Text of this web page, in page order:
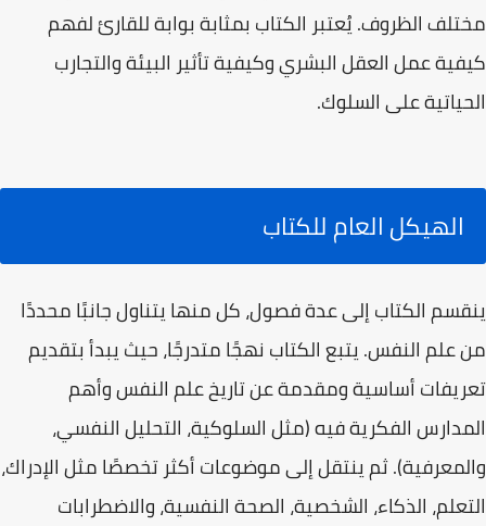
مختلف الظروف. يُعتبر الكتاب بمثابة بوابة للقارئ لفهم
كيفية عمل العقل البشري وكيفية تأثير البيئة والتجارب
الحياتية على السلوك.
الهيكل العام للكتاب
ينقسم الكتاب إلى عدة فصول، كل منها يتناول جانبًا محددًا
من علم النفس. يتبع الكتاب نهجًا متدرجًا، حيث يبدأ بتقديم
تعريفات أساسية ومقدمة عن تاريخ علم النفس وأهم
المدارس الفكرية فيه (مثل السلوكية، التحليل النفسي،
والمعرفية). ثم ينتقل إلى موضوعات أكثر تخصصًا مثل الإدراك،
التعلم، الذكاء، الشخصية، الصحة النفسية، والاضطرابات